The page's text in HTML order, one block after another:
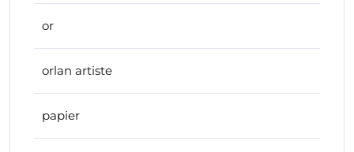
or
orlan artiste
papier